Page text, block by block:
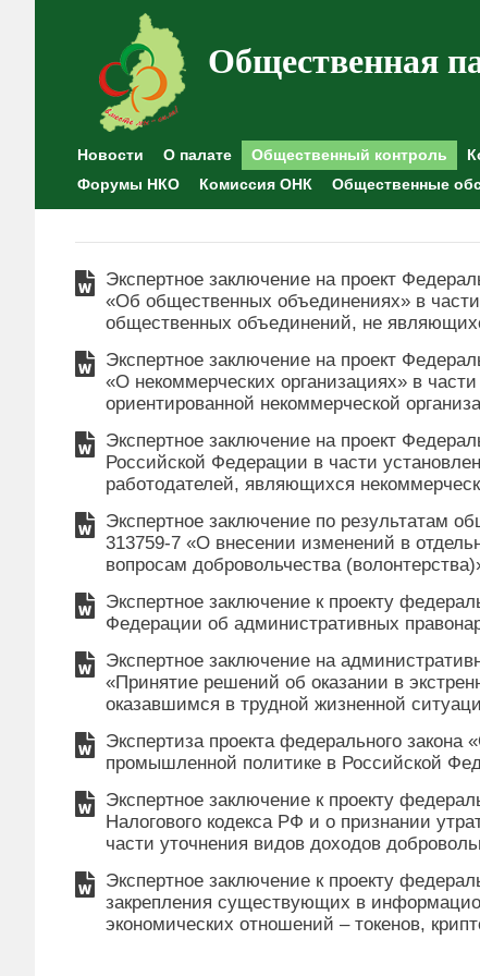
Общественная
Новости О палате Общественный контроль
Форумы НКО
Комиссия ОНК Общественные
Экспертное заключение на проект
«Об общественных объединениях» в
общественных объединений, не
Экспертное заключение на проект
«О некоммерческих организациях» в
ориентированной некоммерческой
Экспертное заключение на проект
Российской Федерации в части
работодателей, являющихся
Экспертное заключение по результатам
313759-7 «О внесении изменений в
вопросам добровольчества
Экспертное заключение к проекту
Федерации об административных
Экспертное заключение на
«Принятие решений об оказании в
оказавшимся в трудной жизненной
Экспертиза проекта федерального
промышленной политике в Российской
Экспертное заключение к проекту
Налогового кодекса РФ и о признании
части уточнения видов доходов
Экспертное заключение к проекту
закрепления существующих в
экономических отношений – токенов,